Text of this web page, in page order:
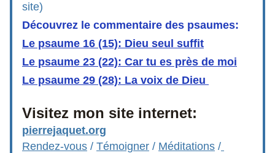
site)
Découvrez le commentaire des psaumes:
Le psaume 16 (15): Dieu seul suffit
Le psaume 23 (22): Car tu es près de moi
Le psaume 29 (28): La voix de Dieu
Visitez mon site internet:
pierrejaquet.org
Rendez-vous / Témoigner / Méditations /